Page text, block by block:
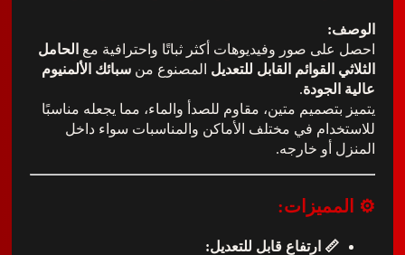
صور وفيديوهات أكثر ثباتًا واحترافية معالحامل
القوائم القابل للتعديلالمصنوع منسبائك الألمنيوم
.
متين، مقاوم للصدأ والماء، مما يجعله مناسبًا
في مختلف الأماكن والمناسبات سواء داخل
أو خارجه.
📏 ارتفاع قابل للتعديل: